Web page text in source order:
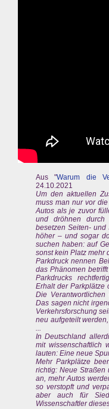
Aus "Warum die
24.10.2021
Um den aktuellen
muss man nur vor
Autos als je zuvor
und dröhnen durch
besetzen Seiten- und
höher – und sogar
suchen haben: auf
sonst kein Platz mehr
Parkdruck nennen
das Phänomen
Parkdrucks
Erhalt der Parkplätze
Die
Das sagen nicht
Verkehrsforschung
neu aufgeteilt
...
In Deutschland
mit wissenschaftlich
lauten: Eine neue
Mehr Parkplätze
richtig: Neue Straßen
an, mehr Autos
so verstopft und
aber auch für
Wissenschaftler